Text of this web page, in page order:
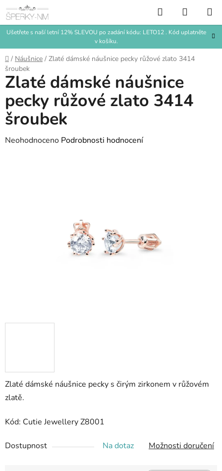
na
obsah
Ušetřete s naší letní 12% SLEVOU po zadání kódu: LETO12 . Kód uplatněte
v košíku.
Hledat
KOŠÍK
Domů
/ Náušnice / Zlaté dámské náušnice pecky růžové zlato 3414
šroubek
Zlaté dámské náušnice pecky s čirým zirkonem v růžovém
zlatě.
Kód: Cutie Jewellery Z8001
Dostupnost Na dotaz Možnosti doručení
Zlaté dámské náušnice
pecky růžové zlato 3414
šroubek
Průměrné
Neohodnoceno Podrobnosti hodnocení